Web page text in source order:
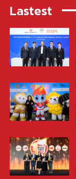
Lastest